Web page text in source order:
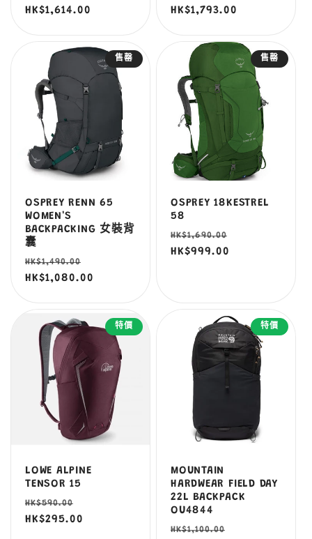
價
價
HK$1,614.00
價
價
HK$1,793.00
售罄
OSPREY RENN 65
WOMEN'S
BACKPACKING 女裝背
囊
定
價
HK$1,490.00
價
HK$1,080.00
售罄
OSPREY 18KESTREL
58
定
價
HK$1,690.00
HK$999.00
特價
LOWE ALPINE
TENSOR 15
定
價
HK$590.00
價
HK$295.00
特價
MOUNTAIN
HARDWEAR FIELD DAY
22L BACKPACK
OU4844
定
HK$1,100.00